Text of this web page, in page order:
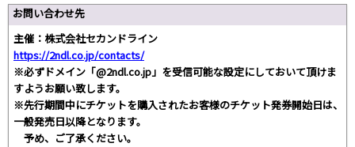
お問い合わせ先
主催：株式会社セカンドライン
https://2ndl.co.jp/contacts/
※必ずドメイン「@2ndl.co.jp」を受信可能な設定にしておいて頂けま
すようお願い致します。
※先行期間中にチケットを購入されたお客様のチケット発券開始日は、
一般発売日以降となります。
予め、ご了承ください。